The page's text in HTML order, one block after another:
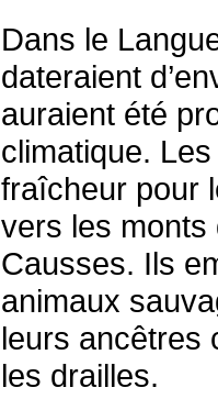
Dans le
dateraient
auraient été
climatique.
fraîcheur pour
vers les monts
Causses. Ils
animaux
leurs ancêtres
les drailles.